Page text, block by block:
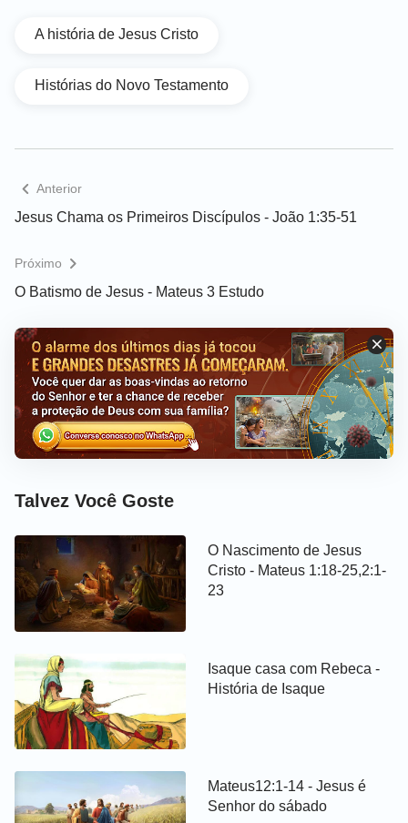
A história de Jesus Cristo
Histórias do Novo Testamento
Anterior
Jesus Chama os Primeiros Discípulos - João 1:35-51
Próximo
O Batismo de Jesus - Mateus 3 Estudo
Talvez Você Goste
O Nascimento de Jesus
Cristo - Mateus 1:18-25,2:1-
23
Isaque casa com Rebeca -
História de Isaque
Mateus12:1-14 - Jesus é
Senhor do sábado